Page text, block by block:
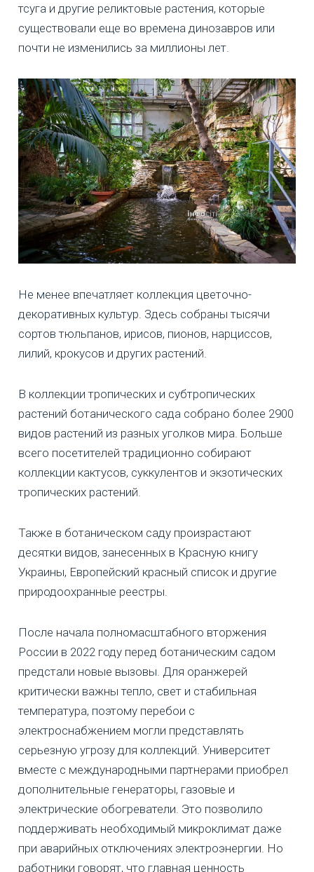
тсуга и другие реликтовые растения, которые
существовали еще во времена динозавров или
почти не изменились за миллионы лет.
Не менее впечатляет коллекция цветочно-
декоративных культур. Здесь собраны тысячи
сортов тюльпанов, ирисов, пионов, нарциссов,
лилий, крокусов и других растений.
В коллекции тропических и субтропических
растений ботанического сада собрано более 2900
видов растений из разных уголков мира. Больше
всего посетителей традиционно собирают
коллекции кактусов, суккулентов и экзотических
тропических растений.
Также в ботаническом саду произрастают
десятки видов, занесенных в Красную книгу
Украины, Европейский красный список и другие
природоохранные реестры.
После начала полномасштабного вторжения
России в 2022 году перед ботаническим садом
предстали новые вызовы. Для оранжерей
критически важны тепло, свет и стабильная
температура, поэтому перебои с
электроснабжением могли представлять
серьезную угрозу для коллекций. Университет
вместе с международными партнерами приобрел
дополнительные генераторы, газовые и
электрические обогреватели. Это позволило
поддерживать необходимый микроклимат даже
при аварийных отключениях электроэнергии. Но
работники говорят, что главная ценность